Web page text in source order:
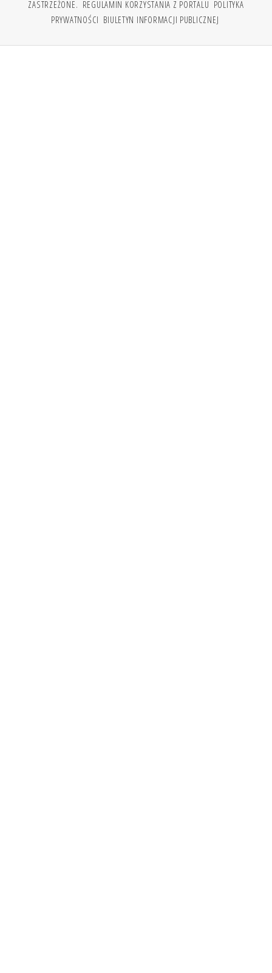
ZASTRZEŻONE. REGULAMIN KORZYSTANIA Z PORTALU POLITYKA
PRYWATNOŚCI BIULETYN INFORMACJI PUBLICZNEJ